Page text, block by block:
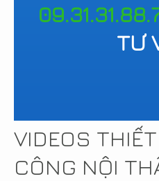
TƯ
VIDEOS
CÔNG NỘI